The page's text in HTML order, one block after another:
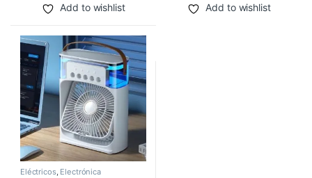
Add to wishlist Add to wishlist
Eléctricos, Electrónica